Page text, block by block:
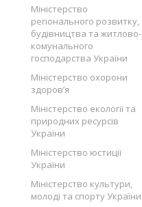
Міністерство
регіонального розвитку,
будівництва та житлово-
комунального
господарства України
Міністерство охорони
здоров’я
Міністерство екології та
природних ресурсів
України
Міністерство юстиції
України
Міністерство культури,
молоді та спорту України